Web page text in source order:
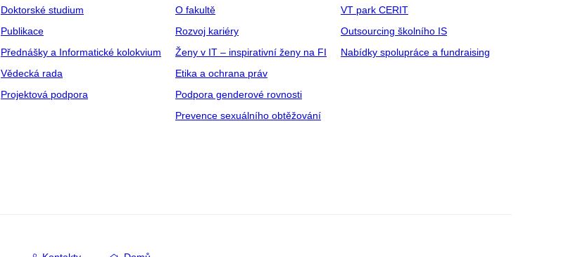
Doktorské studium
Publikace
Přednášky a Informatické kolokvium
Vědecká rada
Projektová podpora
O fakultě
Rozvoj kariéry
Ženy v IT – inspirativní ženy na FI
Etika a ochrana práv
Podpora genderové rovnosti
Prevence sexuálního obtěžování
VT park CERIT
Outsourcing školního IS
Nabídky spolupráce a fundraising